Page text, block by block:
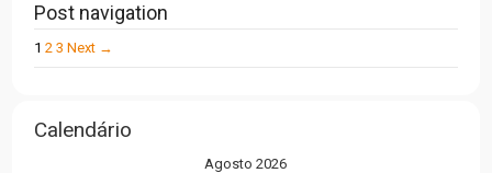
Post navigation
1 2 3 Next →
Calendário
Agosto 2026